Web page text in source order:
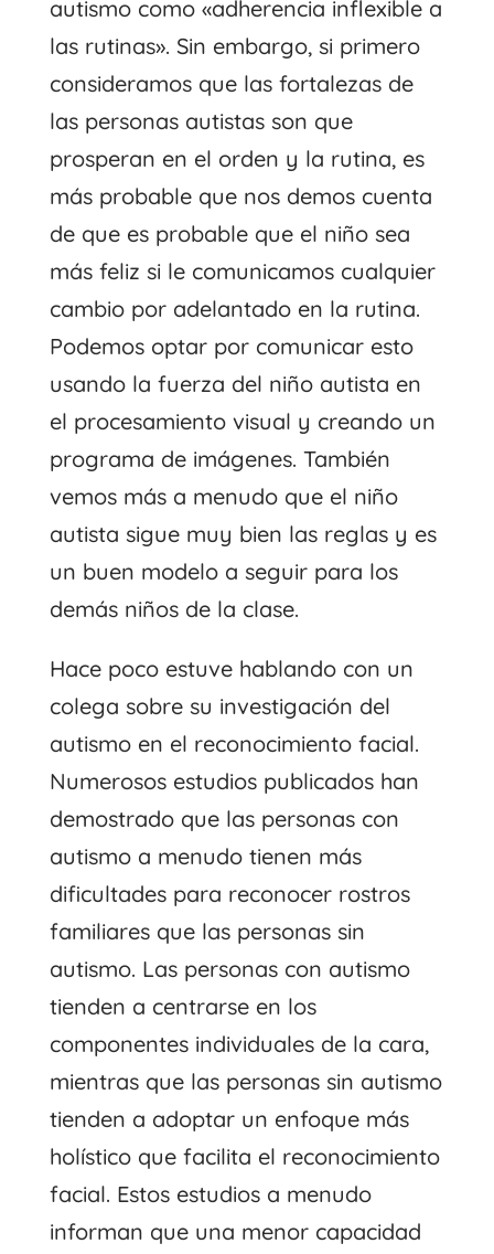
autismo como «adherencia inflexible a
las rutinas». Sin embargo, si primero
consideramos que las fortalezas de
las personas autistas son que
prosperan en el orden y la rutina, es
más probable que nos demos cuenta
de que es probable que el niño sea
más feliz si le comunicamos cualquier
cambio por adelantado en la rutina.
Podemos optar por comunicar esto
usando la fuerza del niño autista en
el procesamiento visual y creando un
programa de imágenes. También
vemos más a menudo que el niño
autista sigue muy bien las reglas y es
un buen modelo a seguir para los
demás niños de la clase.
Hace poco estuve hablando con un
colega sobre su investigación del
autismo en el reconocimiento facial.
Numerosos estudios publicados han
demostrado que las personas con
autismo a menudo tienen más
dificultades para reconocer rostros
familiares que las personas sin
autismo. Las personas con autismo
tienden a centrarse en los
componentes individuales de la cara,
mientras que las personas sin autismo
tienden a adoptar un enfoque más
holístico que facilita el reconocimiento
facial. Estos estudios a menudo
informan que una menor capacidad